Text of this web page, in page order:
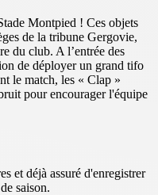
Montpied ! Ces objets
de la tribune Gergovie,
du club. A l’entrée des
de déployer un grand tifo
le match, les « Clap »
pour encourager l'équipe
et déjà assuré d'enregistrer
saison.